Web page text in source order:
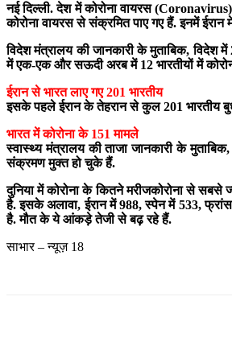
नई दिल्ली. देश में कोरोना वायरस
कोरोना वायरस से संक्रमित पाए गए हैं. इनमें
विदेश मंत्रालय की जानकारी के मुताबिक, विदेश
में एक-एक और सऊदी अरब में 12 भारतीयों में
ईरान से भारत लाए गए 201 भारतीय
इसके पहले ईरान के तेहरान से कुल 201 भारतीय
भारत में कोरोना के 151 मामले
स्वास्थ्य मंत्रालय की ताजा जानकारी के
संक्रमण मुक्त हो चुके हैं.
दुनिया में कोरोना के कितने मरीजकोरोना से
है. इसके अलावा, ईरान में 988, स्पेन में 533, फ्रांस
है. मौत के ये आंकड़े तेजी से बढ़ रहे हैं.
साभार – न्यूज़ 18